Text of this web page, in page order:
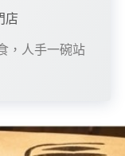
店
，人手一碗站